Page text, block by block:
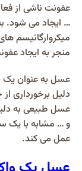
عفونت ناشی از
… ایجاد می شود.
میکروارگانیسم
منجر به ایجاد
عسل به عنوان یک
دلیل برخورداری
عسل طبیعی به
و … مشابه با یک
عمل می کند.